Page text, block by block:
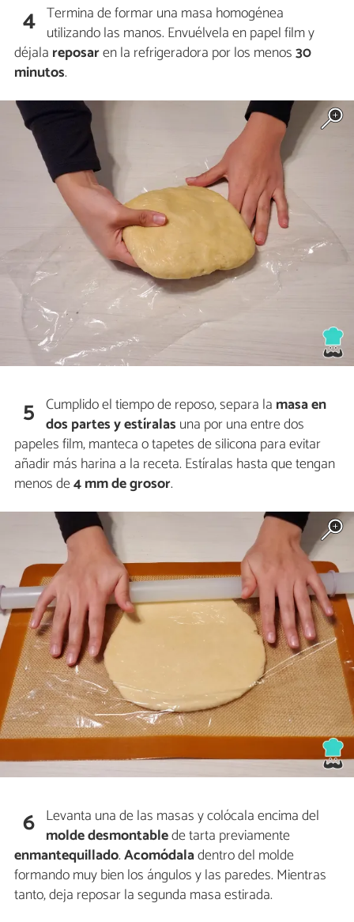
4 Termina de formar una masa homogénea
utilizando las manos. Envuélvela en papel film y
déjala reposaren la refrigeradora por los menos30
minutos.
5 Cumplido el tiempo de reposo, separa la masa en
dos partesyestíralas una por una entre dos
papeles film, manteca o tapetes de silicona para evitar
añadir más harina a la receta. Estíralas hasta que tengan
menos de4 mm de grosor.
6 Levanta una de las masas y colócala encima del
molde desmontablede tarta previamente
enmantequillado.Acomódaladentro del molde
formando muy bien los ángulos y las paredes. Mientras
tanto, deja reposar la segunda masa estirada.